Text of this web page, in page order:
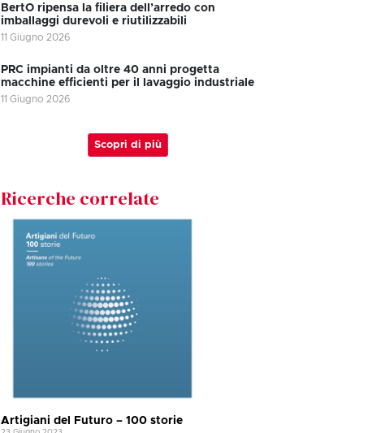
BertO ripensa la filiera dell’arredo con
imballaggi durevoli e riutilizzabili
11 Giugno 2026
PRC impianti da oltre 40 anni progetta
macchine efficienti per il lavaggio industriale
11 Giugno 2026
Scopri di più
Ricerche correlate
Artigiani del Futuro – 100 storie